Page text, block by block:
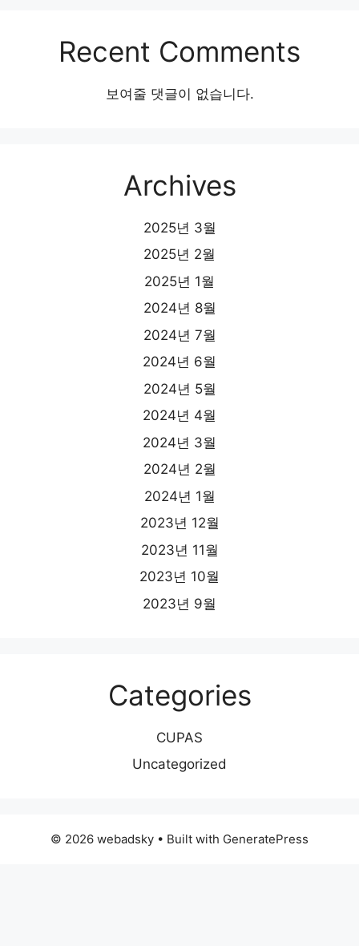
Recent Comments
보여줄 댓글이 없습니다.
Archives
2025년 3월
2025년 2월
2025년 1월
2024년 8월
2024년 7월
2024년 6월
2024년 5월
2024년 4월
2024년 3월
2024년 2월
2024년 1월
2023년 12월
2023년 11월
2023년 10월
2023년 9월
Categories
CUPAS
Uncategorized
© 2026 webadsky • Built with GeneratePress